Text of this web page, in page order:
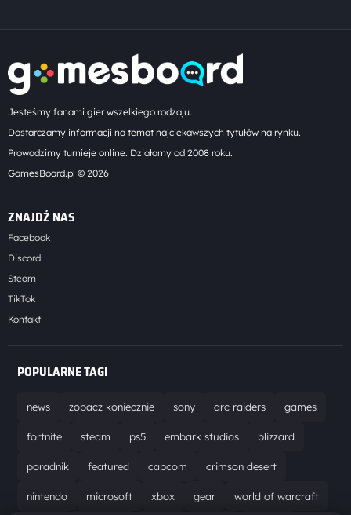
Jesteśmy fanami gier wszelkiego rodzaju.
Dostarczamy informacji na temat najciekawszych tytułów na rynku.
Prowadzimy turnieje online. Działamy od 2008 roku.
GamesBoard.pl © 2026
ZNAJDŹ NAS
Facebook
Discord
Steam
TikTok
Kontakt
POPULARNE TAGI
news zobacz koniecznie sony arc raiders games
fortnite steam ps5 embark studios blizzard
poradnik featured capcom crimson desert
nintendo microsoft xbox gear world of warcraft